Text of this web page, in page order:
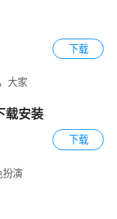
下载
大家
载安装
下载
扮演